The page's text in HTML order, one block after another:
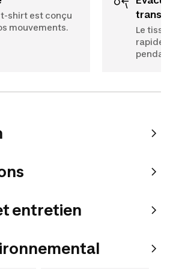
t-shirt est conçu
mouvements.
Le tissu
rapide
entretien